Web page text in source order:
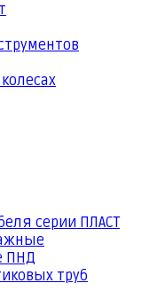
серии ПЛАСТ
ПНД
труб